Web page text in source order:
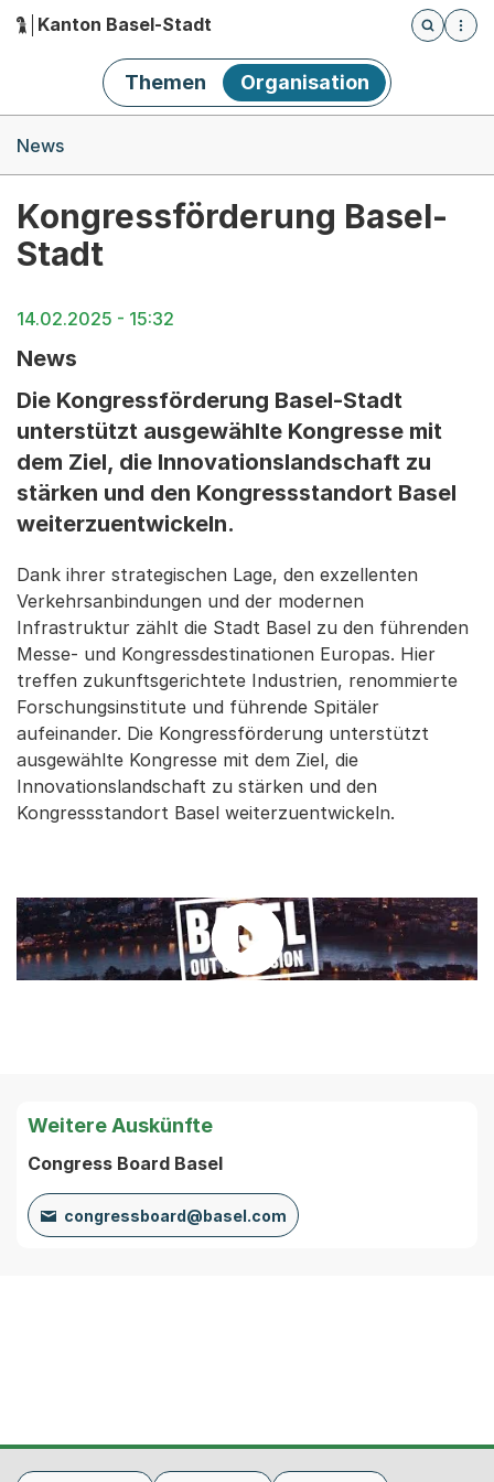
Hauptnavigation
Kanton Basel-Stadt
Öffnet
Themen Organisation
News
Kongressförderung Basel-
Stadt
14.02.2025 - 15:32
News
Die Kongressförderung Basel-Stadt
unterstützt ausgewählte Kongresse mit
dem Ziel, die Innovationslandschaft zu
stärken und den Kongressstandort Basel
weiterzuentwickeln.
Dank ihrer strategischen Lage, den exzellenten
Verkehrsanbindungen und der modernen
Infrastruktur zählt die Stadt Basel zu den führenden
Messe- und Kongressdestinationen Europas. Hier
treffen zukunftsgerichtete Industrien, renommierte
Forschungsinstitute und führende Spitäler
aufeinander. Die Kongressförderung unterstützt
ausgewählte Kongresse mit dem Ziel, die
Innovationslandschaft zu stärken und den
Kongressstandort Basel weiterzuentwickeln.
Weitere Auskünfte
Congress Board Basel
congressboard@basel.com